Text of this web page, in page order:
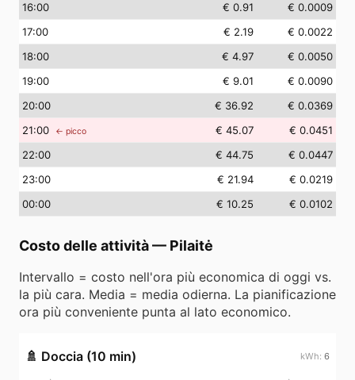
16:00 € 0.91
€ 0.0009
17:00 € 2.19
€ 0.0022
18:00 € 4.97
€ 0.0050
19:00 € 9.01
€ 0.0090
20:00 € 36.92
€ 0.0369
21:00 ← picco € 45.07
€ 0.0451
22:00 € 44.75
€ 0.0447
23:00 € 21.94
€ 0.0219
00:00 € 10.25 € 0.0102
Costo delle attività— Pilaitė
Intervallo = costo nell'ora più economica di oggi vs.
la più cara. Media = media odierna. La pianificazione
ora più conveniente punta al lato economico.
🚿 Doccia (10 min) 6